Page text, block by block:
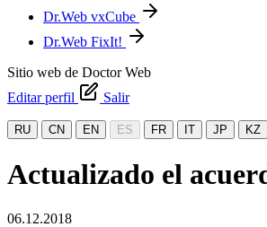
Dr.Web vxCube
Dr.Web FixIt!
Sitio web de Doctor Web
Editar perfil
Salir
RU CN EN ES FR IT JP KZ
Actualizado el
06.12.2018